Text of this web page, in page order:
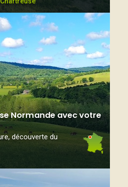
Normande avec votre
découverte du